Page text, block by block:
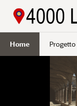
Home Progetto